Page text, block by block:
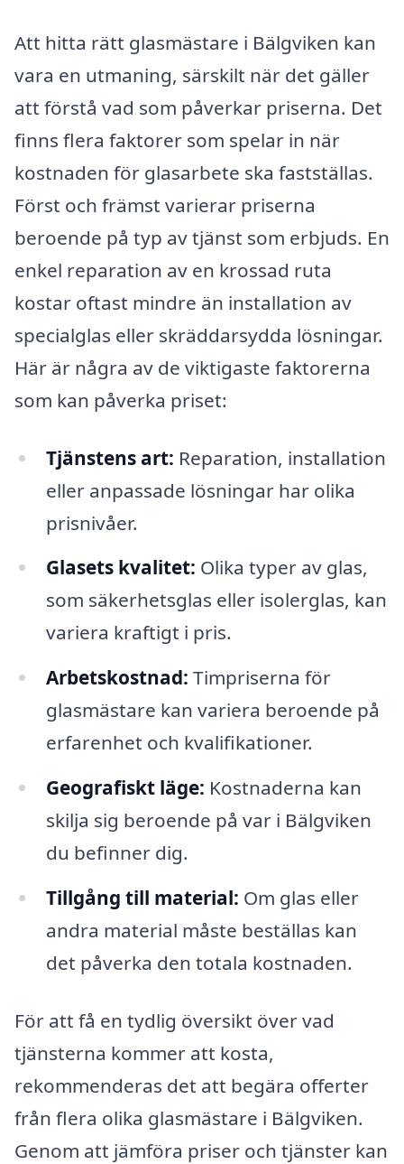
Att hitta rätt glasmästare i Bälgviken kan
vara en utmaning, särskilt när det gäller
att förstå vad som påverkar priserna. Det
finns flera faktorer som spelar in när
kostnaden för glasarbete ska fastställas.
Först och främst varierar priserna
beroende på typ av tjänst som erbjuds. En
enkel reparation av en krossad ruta
kostar oftast mindre än installation av
specialglas eller skräddarsydda lösningar.
Här är några av de viktigaste faktorerna
som kan påverka priset:
Tjänstens art: Reparation, installation
eller anpassade lösningar har olika
prisnivåer.
Glasets kvalitet: Olika typer av glas,
som säkerhetsglas eller isolerglas, kan
variera kraftigt i pris.
Arbetskostnad: Timpriserna för
glasmästare kan variera beroende på
erfarenhet och kvalifikationer.
Geografiskt läge: Kostnaderna kan
skilja sig beroende på var i Bälgviken
du befinner dig.
Tillgång till material: Om glas eller
andra material måste beställas kan
det påverka den totala kostnaden.
För att få en tydlig översikt över vad
tjänsterna kommer att kosta,
rekommenderas det att begära offerter
från flera olika glasmästare i Bälgviken.
Genom att jämföra priser och tjänster kan